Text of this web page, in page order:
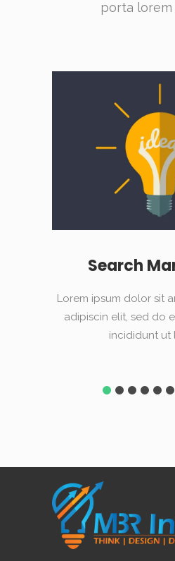
porta lorem
Search
Lorem ipsum dolor sit
adipiscin elit, sed do
incididunt ut